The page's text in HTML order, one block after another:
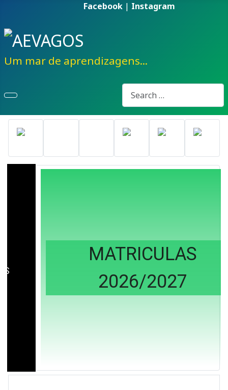
Facebook | Instagram
Um mar de aprendizagens...
Pesquisa
Type 2 or more characters
MATRICULAS
2026/2027